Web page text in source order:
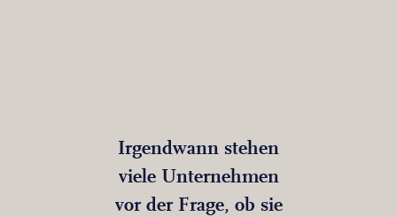
Irgendwann stehen
viele Unternehmen
vor der Frage, ob sie